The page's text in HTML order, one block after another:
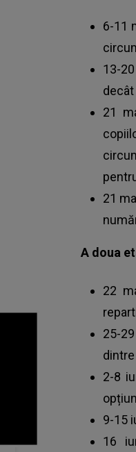
6-11
13-
21
21
A doua
22
25-
2-8
9-15
16